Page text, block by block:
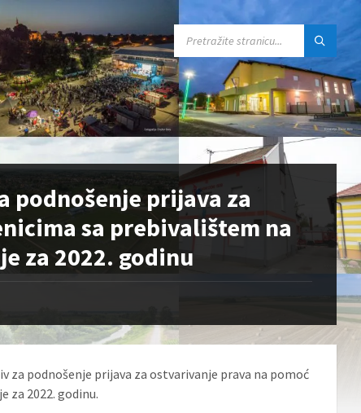
podnošenje prijava za
sa prebivalištem na
za 2022. godinu
za podnošenje prijava za ostvarivanje prava na pomoć
za 2022. godinu.